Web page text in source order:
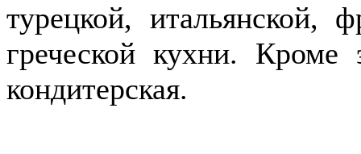
турецкой, итальянской,
греческой кухни. Кроме
кондитерская.